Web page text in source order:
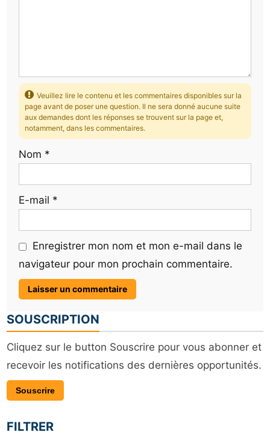
Veuillez lire le contenu et les commentaires disponibles sur la
page avant de poser une question. Il ne sera donné aucune suite
aux demandes dont les réponses se trouvent sur la page et,
notamment, dans les commentaires.
Nom *
E-mail *
Enregistrer mon nom et mon e-mail dans le
navigateur pour mon prochain commentaire.
SOUSCRIPTION
Cliquez sur le button Souscrire pour vous abonner et
recevoir les notifications des dernières opportunités.
Souscrire
FILTRER